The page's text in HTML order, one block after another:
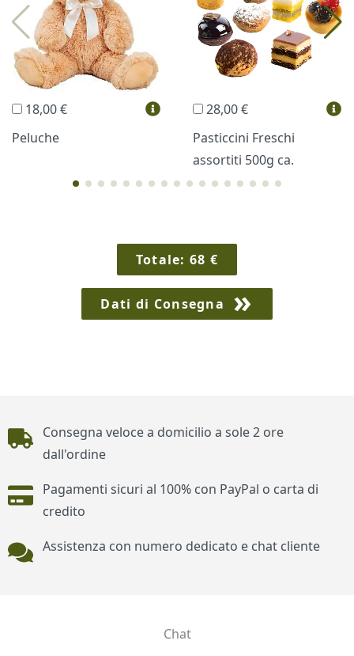
Trudi® THUN®
Regali Personalizzati
18,00 €
Peluche
28,00 €
Pasticcini Freschi
assortiti 500g ca.
Totale:68 €
Dati di Consegna
Piè di pagina
Consegna veloce a domicilio a sole 2 ore
dall'ordine
Pagamenti sicuri al 100% con PayPal o carta di
credito
Assistenza con numero dedicato e chat cliente
Chat